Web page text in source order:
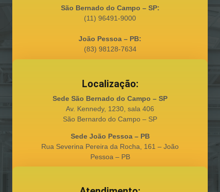
São Bernado do Campo – SP:
(11) 96491-9000
João Pessoa – PB:
(83) 98128-7634
Localização:
Sede São Bernado do Campo – SP
Av. Kennedy, 1230, sala 406
São Bernardo do Campo – SP
Sede João Pessoa – PB
Rua Severina Pereira da Rocha, 161 – João
Pessoa – PB